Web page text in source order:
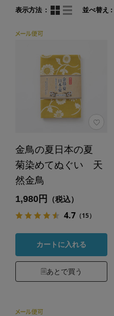
表示方法 並べ替え
金鳥の夏日本の夏
菊染めてぬぐい 天
然金鳥
1,980円 （税込）
4.7（15）
カートに入れる
あとで買う